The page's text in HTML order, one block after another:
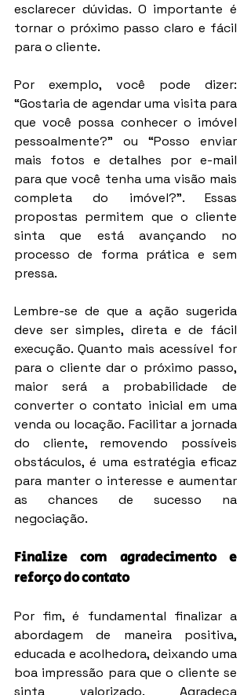
esclarecer dúvidas. O importante é
tornar o próximo passo claro e fácil
para o cliente.
Por exemplo, você pode dizer:
“Gostaria de agendar uma visita para
que você possa conhecer o imóvel
pessoalmente?” ou “Posso enviar
mais fotos e detalhes por e-mail
para que você tenha uma visão mais
completa do imóvel?”. Essas
propostas permitem que o cliente
sinta que está avançando no
processo de forma prática e sem
pressa.
Lembre-se de que a ação sugerida
deve ser simples, direta e de fácil
execução. Quanto mais acessível for
para o cliente dar o próximo passo,
maior será a probabilidade de
converter o contato inicial em uma
venda ou locação. Facilitar a jornada
do cliente, removendo possíveis
obstáculos, é uma estratégia eficaz
para manter o interesse e aumentar
as chances de sucesso na
negociação.
Finalize com agradecimento e
reforço do contato
Por fim, é fundamental finalizar a
abordagem de maneira positiva,
educada e acolhedora, deixando uma
boa impressão para que o cliente se